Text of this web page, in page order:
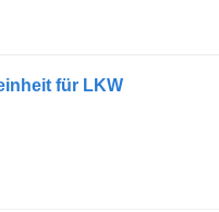
für LKW